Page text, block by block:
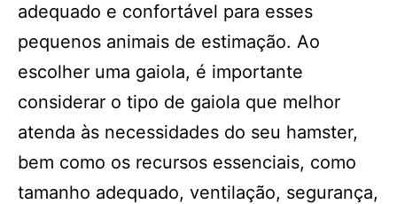
adequado e confortável para esses
pequenos animais de estimação. Ao
escolher uma gaiola, é importante
considerar o tipo de gaiola que melhor
atenda às necessidades do seu hamster,
bem como os recursos essenciais, como
tamanho adequado, ventilação, segurança,